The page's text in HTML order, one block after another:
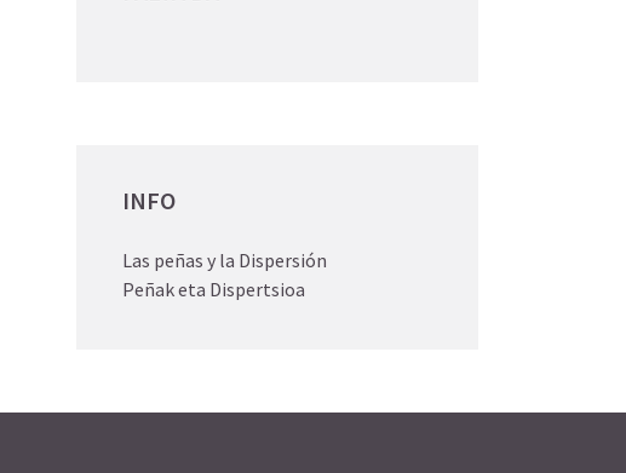
INFO
Las peñas y la Dispersión
Peñak eta Dispertsioa